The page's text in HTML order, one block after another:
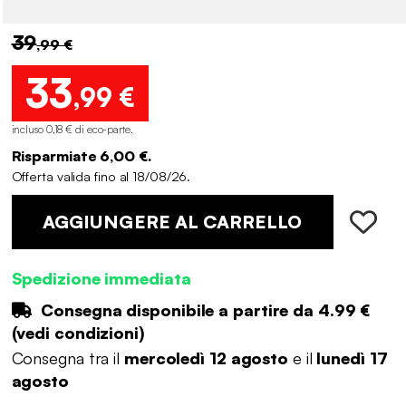
39,99 €
33,99 €
incluso 0,18 € di eco-parte.
Risparmiate 6,00 €.
Offerta valida fino al 18/08/26.
AGGIUNGERE AL CARRELLO
Spedizione immediata
Consegna disponibile a partire da 4.99 €
(vedi condizioni)
Consegna tra il mercoledì 12 agosto e il lunedì 17
agosto